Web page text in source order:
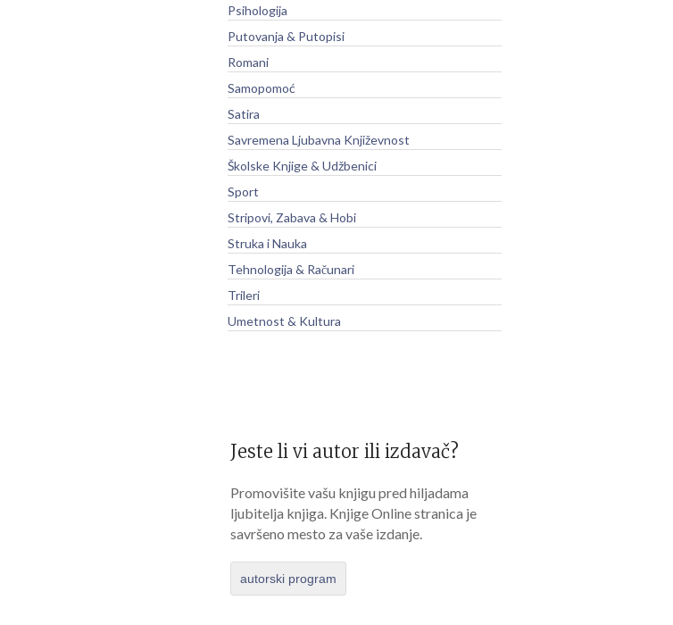
Psihologija
Putovanja & Putopisi
Romani
Samopomoć
Satira
Savremena Ljubavna Književnost
Školske Knjige & Udžbenici
Sport
Stripovi, Zabava & Hobi
Struka i Nauka
Tehnologija & Računari
Trileri
Umetnost & Kultura
Jeste li vi autor ili izdavač?
Promovišite vašu knjigu pred hiljadama
ljubitelja knjiga. Knjige Online stranica je
savršeno mesto za vaše izdanje.
autorski program